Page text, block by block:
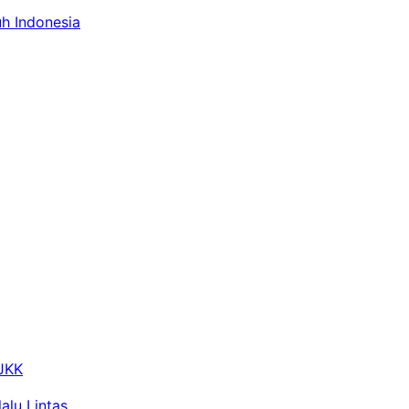
Indonesia
Lintas